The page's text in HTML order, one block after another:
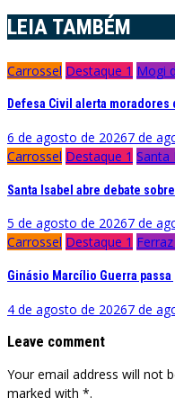
Post
LEIA TAMBÉM
Carrossel Destaque 1 Mogi
Defesa Civil alerta
6 de agosto de 20267 de
Carrossel Destaque 1 Santa
Santa Isabel abre debate
5 de agosto de 20267 de
Carrossel Destaque 1
Ginásio Marcílio Guerra
4 de agosto de 20267 de
Leave comment
Your email address will not
marked with *.